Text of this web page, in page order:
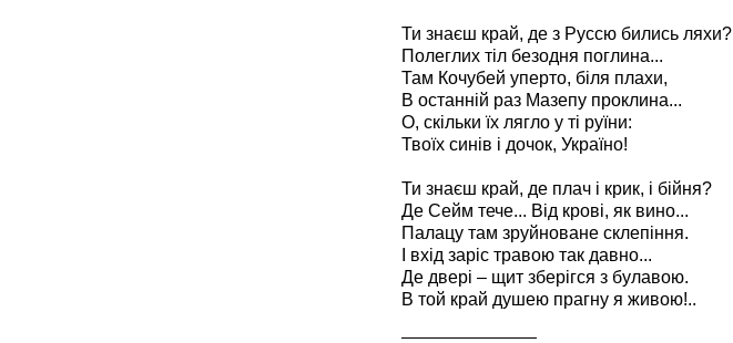
Ти знаєш край, де з Руссю бились ляхи?
Полеглих тіл безодня поглина...
Там Кочубей уперто, біля плахи,
В останній раз Мазепу проклина...
О, скільки їх лягло у ті руїни:
Твоїх синів і дочок, Україно!
Ти знаєш край, де плач і крик, і бійня?
Де Сейм тече... Від крові, як вино...
Палацу там зруйноване склепіння.
І вхід заріс травою так давно...
Де двері – щит зберігся з булавою.
В той край душею прагну я живою!..